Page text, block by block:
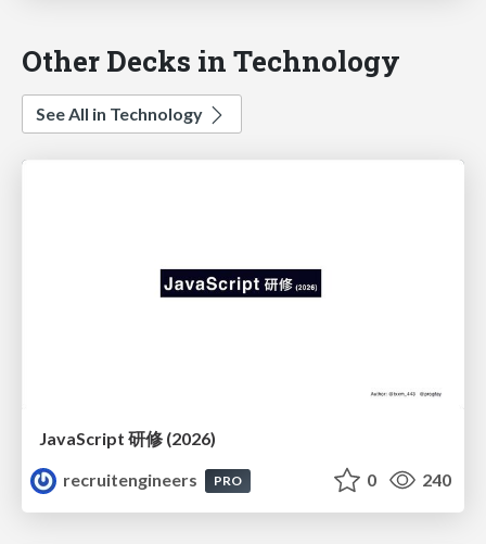
Other Decks in Technology
See All in Technology
JavaScript 研修 (2026)
recruitengineers
PRO 0 240